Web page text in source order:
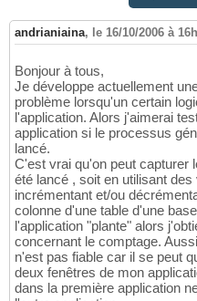
andrianiaina, le 16/10/2006 à
Bonjour à tous,
Je développe actuellement
problème lorsqu'un certain
l'application. Alors j'aimerai
application si le processus
lancé.
C'est vrai qu'on peut capturer
été lancé , soit en utilisant
incrémentant et/ou
colonne d'une table d'une
l'application "plante" alors
concernant le comptage.
n'est pas fiable car il se peut
deux fenêtres de mon
dans la première application